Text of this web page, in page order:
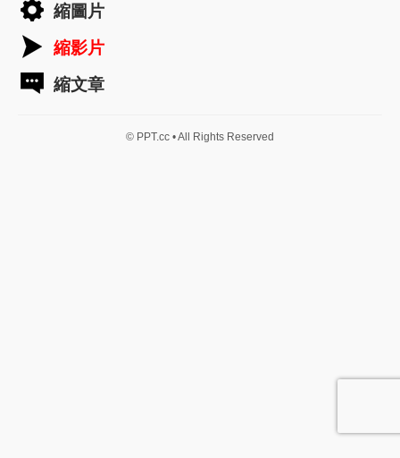
縮圖片
縮影片
縮文章
© PPT.cc • All Rights Reserved